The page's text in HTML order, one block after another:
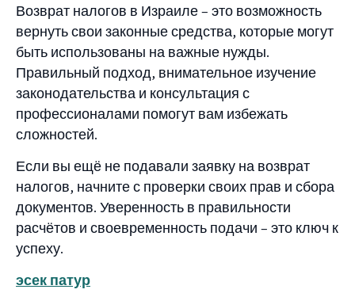
Возврат налогов в Израиле – это возможность
вернуть свои законные средства, которые могут
быть использованы на важные нужды.
Правильный подход, внимательное изучение
законодательства и консультация с
профессионалами помогут вам избежать
сложностей.
Если вы ещё не подавали заявку на возврат
налогов, начните с проверки своих прав и сбора
документов. Уверенность в правильности
расчётов и своевременность подачи – это ключ к
успеху.
эсек патур